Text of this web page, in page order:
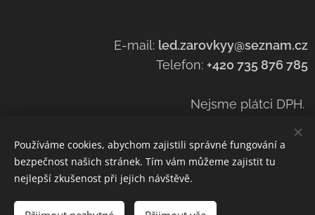
E-mail: led.zarovkyy@seznam.cz
Telefon: +420 735 876 785
Nejsme plátci DPH.
Cookies
Používáme cookies, abychom zajistili správné fungování a
bezpečnost našich stránek. Tím vám můžeme zajistit tu
nejlepší zkušenost při jejich návštěvě.